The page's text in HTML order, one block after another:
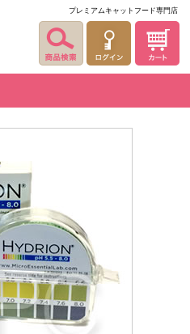
プレミアムキャットフード専門店